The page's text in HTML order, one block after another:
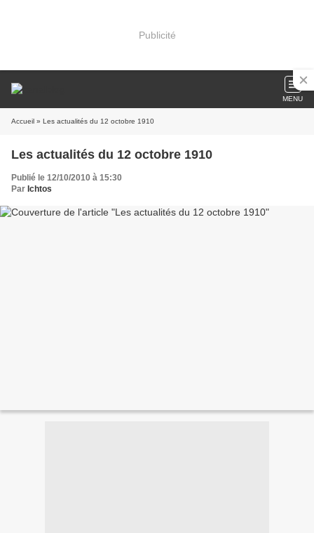
Publicité
MENU
Accueil » Les actualités du 12 octobre 1910
Les actualités du 12 octobre 1910
Publié le 12/10/2010 à 15:30
Par Ichtos